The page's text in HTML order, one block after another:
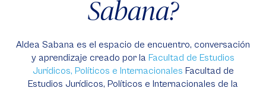
Sabana?
Aldea Sabana es el espacio de encuentro, conversación
y aprendizaje creado por la Facultad de Estudios
Jurídicos, Políticos e Internacionales Facultad de
Estudios Jurídicos, Políticos e Internacionales de la